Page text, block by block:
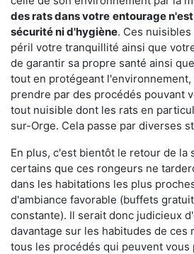
des rats dans votre entourage
sécurité ni d'hygiène. Ces
péril votre tranquillité ainsi que
de garantir sa propre santé ainsi
tout en protégeant
prendre par des procédés pouvant
tout nuisible dont les rats en
sur-Orge. Cela passe par diverses
En plus, c'est bientôt le retour de la
certains que ces rongeurs ne
dans les habitations les plus
d'ambiance favorable (buffets
constante). Il serait donc judicieux
davantage sur les habitudes de ces
tous les procédés qui peuvent vous